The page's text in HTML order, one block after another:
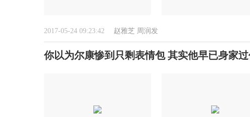
2017-05-24 09:23:42 赵雅芝 周润发
你以为尔康惨到只剩表情包 其实他早已身家